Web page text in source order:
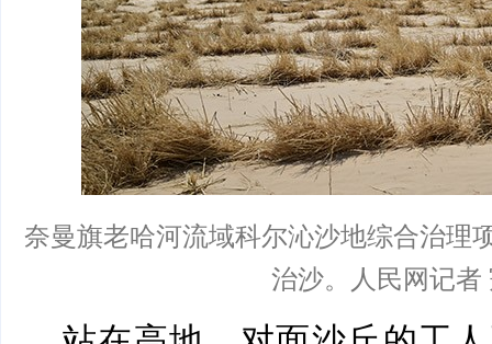
奈曼旗老哈河流域科尔沁沙地综合治理
治沙。人民网记者